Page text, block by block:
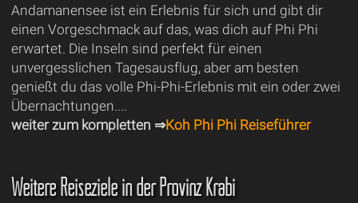
Andamanensee ist ein Erlebnis für sich und gibt dir
einen Vorgeschmack auf das, was dich auf Phi Phi
erwartet. Die Inseln sind perfekt für einen
unvergesslichen Tagesausflug, aber am besten
genießt du das volle Phi-Phi-Erlebnis mit ein oder zwei
Übernachtungen....
weiter zum kompletten ⇒Koh Phi Phi Reiseführer
Weitere Reiseziele in der Provinz Krabi